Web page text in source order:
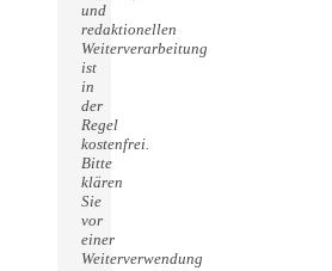
und
redaktionellen
Weiterverarbeitung
ist
in
der
Regel
kostenfrei.
Bitte
klären
Sie
vor
einer
Weiterverwendung